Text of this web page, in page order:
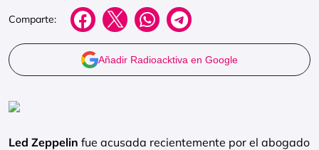
Comparte:
Añadir Radioacktiva en Google
Led Zeppelin fue acusada recientemente por el abogado